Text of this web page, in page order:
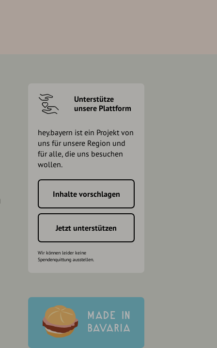
Unterstütze
unsere Plattform
hey.bayern ist ein Projekt von
uns für unsere Region und
für alle, die uns besuchen
wollen.
Inhalte vorschlagen
Jetzt unterstützen
Wir können leider keine
Spendenquittung ausstellen.